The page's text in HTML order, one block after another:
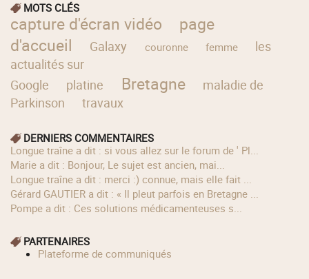
MOTS CLÉS
capture d'écran vidéo
page
d'accueil
Galaxy couronne femme
les
actualités sur
Google
platine Bretagne
maladie de
Parkinson
travaux
DERNIERS COMMENTAIRES
longue traîne a dit : si vous allez sur le forum de ' Pl...
Marie a dit : Bonjour, Le sujet est ancien, mai...
longue traîne a dit : merci :) connue, mais elle fait ...
Gérard GAUTIER a dit : « Il pleut parfois en Bretagne ...
Pompe a dit : Ces solutions médicamenteuses s...
PARTENAIRES
Plateforme de communiqués